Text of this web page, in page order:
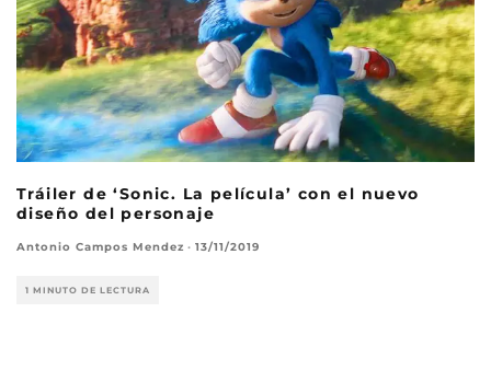
Tráiler de ‘Sonic. La película’ con el nuevo
diseño del personaje
Antonio Campos Mendez · 13/11/2019
1 MINUTO DE LECTURA